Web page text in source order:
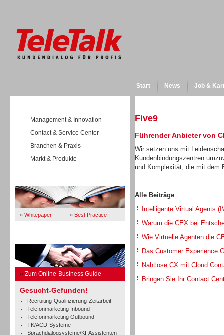
Start News Job &
Management & Innovation
Contact & Service Center
Branchen & Praxis
Markt & Produkte
» Whitepaper » Best Practice
» Zum Online-Business Guide
Gesucht-Gefunden!
Recruiting-Qualifizierung-Zeitarbeit
Telefonmarketing Inbound
Telefonmarketing Outbound
TK/ACD-Systeme
Sprachdialogsysteme/KI-Assistenten
Five9
Führender Anbieter von
Wir setzen uns mit
Kundenbindungszentren
und Komplexität, die mit dem
Alle Beiträge
Intelligente Virtual Agents
Warum die CEX bei
Wie Virtuelle Agenten die
Das Customer Experience
Nahtlose CX mit Cloud
Bringen Sie Ihr Contact